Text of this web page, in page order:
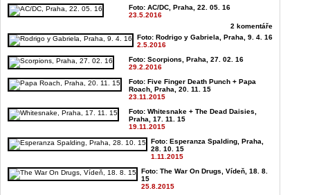
Foto: AC/DC, Praha, 22. 05. 16
23.5.2016
2 komentáře
Foto: Rodrigo y Gabriela, Praha, 9. 4. 16
2.5.2016
Foto: Scorpions, Praha, 27. 02. 16
29.2.2016
Foto: Five Finger Death Punch + Papa
Roach, Praha, 20. 11. 15
23.11.2015
Foto: Whitesnake + The Dead Daisies,
Praha, 17. 11. 15
19.11.2015
Foto: Esperanza Spalding, Praha,
28. 10. 15
1.11.2015
Foto: The War On Drugs, Vídeň, 18. 8.
15
25.8.2015